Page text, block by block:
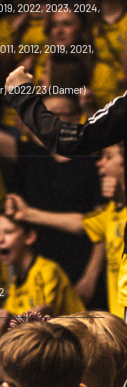
2022, 2023, 2024,
2012, 2019, 2021,
2022/23 (Damer)